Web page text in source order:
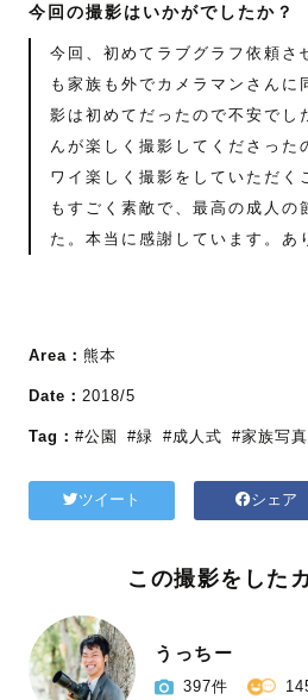
今回の撮影はいかがでしたか？
今回、初めてラブグラフ依頼さ
も家族も外でカメラマンさんに
影は初めてだったので不安でし
んが楽しく撮影してくださった
ワイ楽しく撮影をしていただく
もすごく素敵で、最高の成人の
た。本当に感謝しています。あ
Area： 熊本
Date： 2018/5
Tag： #公園 #緑 #成人式 #家族写真
ツイート シェア
この撮影をした
うっちー
397件